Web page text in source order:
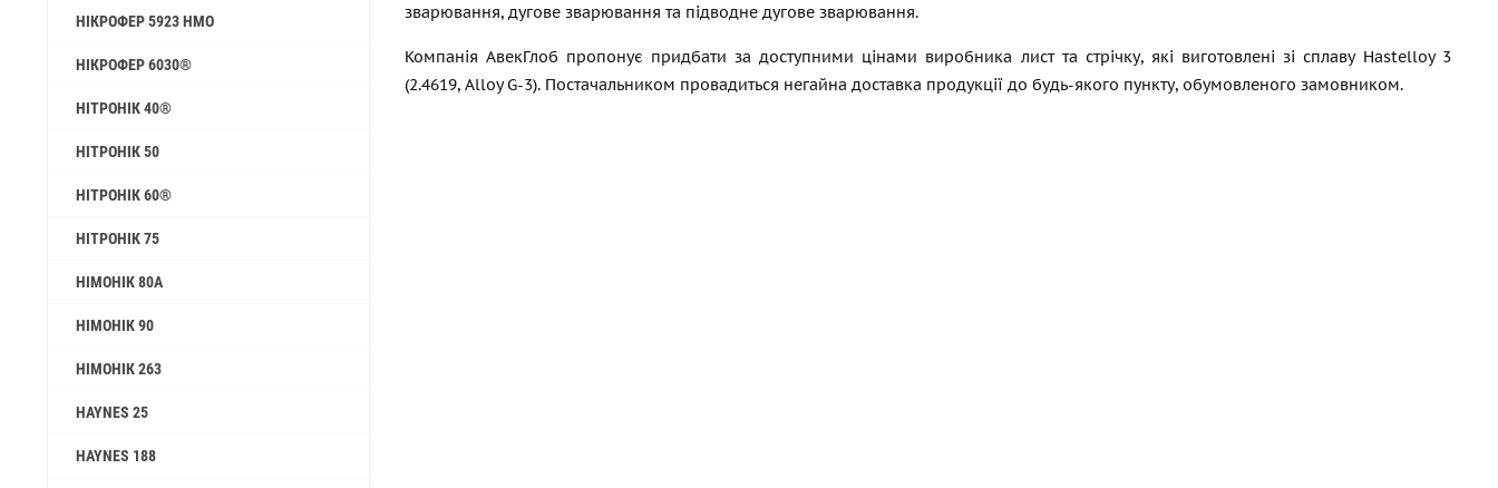
НІКРОФЕР 5923 HMO
НІКРОФЕР 6030®
НІТРОНІК 40®
НІТРОНІК 50
НІТРОНІК 60®
НІТРОНІК 75
НІМОНІК 80А
НІМОНІК 90
НІМОНІК 263
HAYNES 25
HAYNES 188
зварювання, дугове зварювання та підводне дугове зварювання.
Компанія АвекГлоб пропонує придбати за доступними цінами виробника лист та стрічку, які виготовлені зі сплаву Hastelloy 3
(2.4619, Alloy G-3). Постачальником провадиться негайна доставка продукції до будь-якого пункту, обумовленого замовником.